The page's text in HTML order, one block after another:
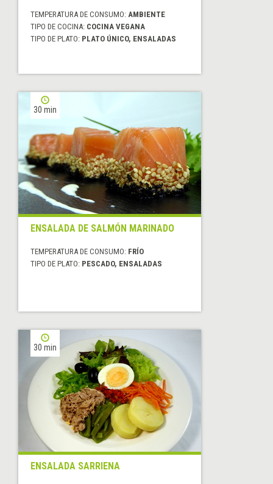
TEMPERATURA DE CONSUMO: AMBIENTE
TIPO DE COCINA: COCINA VEGANA
TIPO DE PLATO: PLATO ÚNICO, ENSALADAS
30 min
ENSALADA DE SALMÓN MARINADO
TEMPERATURA DE CONSUMO: FRÍO
TIPO DE PLATO: PESCADO, ENSALADAS
30 min
ENSALADA SARRIENA